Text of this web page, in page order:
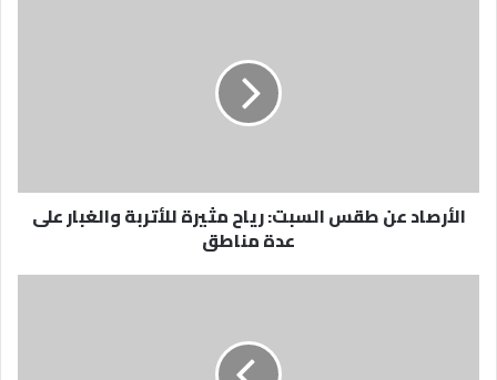
على
عدةالأرصاد عن طقس السبت: رياح مثيرة للأتربة والغبار على
عدة مناطق